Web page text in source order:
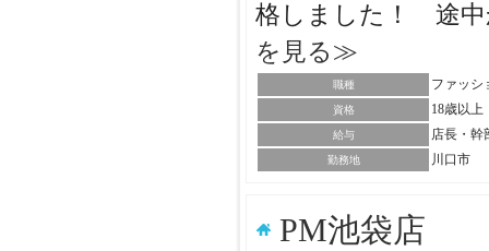
格しました！ 途中
を見る≫
職種 ファッシ
資格 18歳以
給与 店長・幹
勤務地 川口市
PM池袋店